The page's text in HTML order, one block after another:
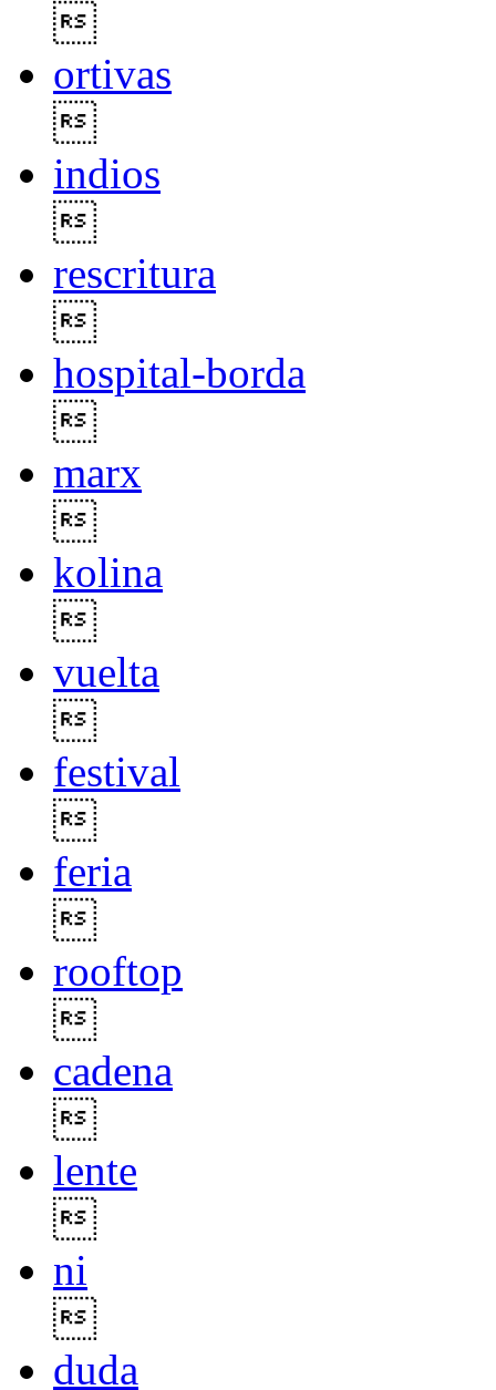
ortivas
indios
rescritura
hospital-borda
marx
kolina
vuelta
festival
feria
rooftop
cadena
lente
ni
duda